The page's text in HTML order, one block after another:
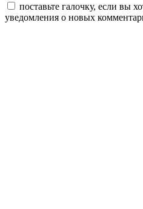
поставьте галочку, если вы
уведомления о новых